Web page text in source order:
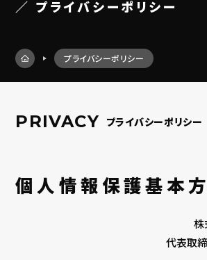
／ プライバシーポリシー
プライバシーポリシー
PRIVACY プライバシーポリシー
個人情報保護基本
株
代表取